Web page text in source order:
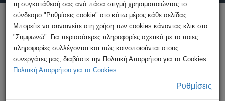
Report Crime
HOME Advices Scams through the Internet
Scams through the Internet
τη συγκατάθεσή σας ανά πάσα στιγμή χρησιμοποιώντας το
σύνδεσμο "Ρυθμίσεις cookie" στο κάτω μέρος κάθε σελίδας.
Μπορείτε να συναινείτε στη χρήση των cookies κάνοντας κλικ στο
"Συμφωνώ". Για περισσότερες πληροφορίες σχετικά με το ποιες
πληροφορίες συλλέγονται και πώς κοινοποιούνται στους
συνεργάτες μας, διαβάστε την Πολιτική Απορρήτου για τα Cookies
Πολιτική Απορρήτου για τα Cookies.
Ρυθμίσεις